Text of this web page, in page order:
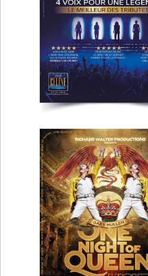
One Night of
Montluçon
Forever
St Etienne
Clermont-Fd
Lyon